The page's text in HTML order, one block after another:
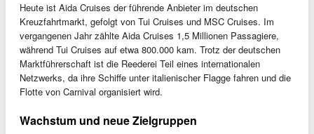
Heute ist Aida Cruises der führende Anbieter im deutschen
Kreuzfahrtmarkt, gefolgt von Tui Cruises und MSC Cruises. Im
vergangenen Jahr zählte Aida Cruises 1,5 Millionen Passagiere,
während Tui Cruises auf etwa 800.000 kam. Trotz der deutschen
Marktführerschaft ist die Reederei Teil eines internationalen
Netzwerks, da ihre Schiffe unter italienischer Flagge fahren und die
Flotte von Carnival organisiert wird.
Wachstum und neue Zielgruppen